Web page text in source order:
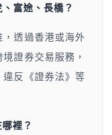
富途、長橋？
，透過香港或海外
證券交易服務，
反《證券法》等
裡？